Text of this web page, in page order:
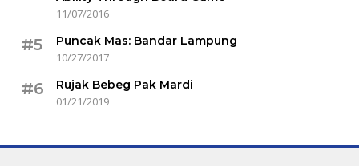
11/07/2016
#5
Puncak Mas: Bandar Lampung
10/27/2017
#6
Rujak Bebeg Pak Mardi
01/21/2019